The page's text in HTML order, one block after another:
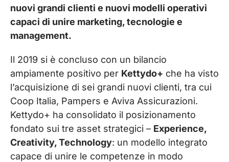
nuovi grandi clienti e nuovi modelli operativi
capaci di unire marketing, tecnologie e
management.
Il 2019 si è concluso con un bilancio
ampiamente positivo per Kettydo+ che ha visto
l’acquisizione di sei grandi nuovi clienti, tra cui
Coop Italia, Pampers e Aviva Assicurazioni.
Kettydo+ ha consolidato il posizionamento
fondato sui tre asset strategici – Experience,
Creativity, Technology: un modello integrato
capace di unire le competenze in modo